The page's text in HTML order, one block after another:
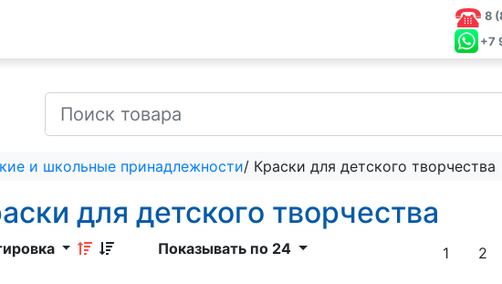
8
+7
и школьные принадлежности/ Краски для детского творчества
для детского творчества
Показывать по 24 1 2